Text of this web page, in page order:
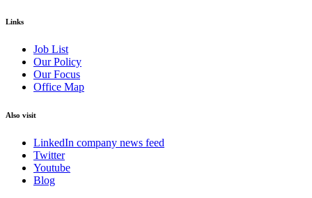
Links
Job List
Our Policy
Our Focus
Office Map
Also visit
LinkedIn company news feed
Twitter
Youtube
Blog